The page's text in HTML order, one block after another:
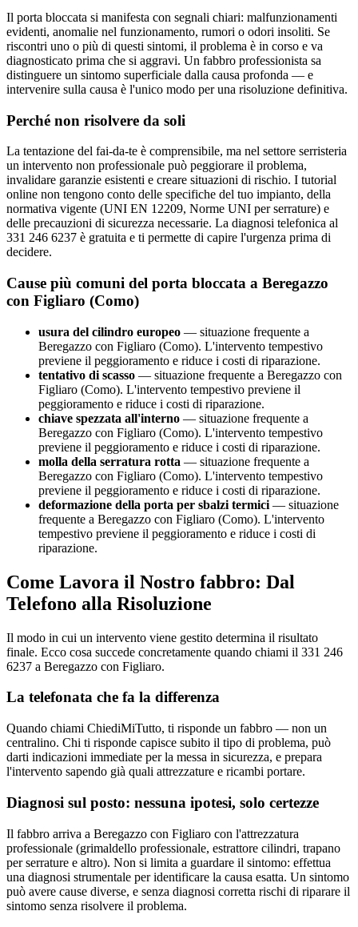
Il porta bloccata si manifesta con segnali chiari: malfunzionamenti
evidenti, anomalie nel funzionamento, rumori o odori insoliti. Se
riscontri uno o più di questi sintomi, il problema è in corso e va
diagnosticato prima che si aggravi. Un fabbro professionista sa
distinguere un sintomo superficiale dalla causa profonda — e
intervenire sulla causa è l'unico modo per una risoluzione definitiva.
Perché non risolvere da soli
La tentazione del fai-da-te è comprensibile, ma nel settore serristeria
un intervento non professionale può peggiorare il problema,
invalidare garanzie esistenti e creare situazioni di rischio. I tutorial
online non tengono conto delle specifiche del tuo impianto, della
normativa vigente (UNI EN 12209, Norme UNI per serrature) e
delle precauzioni di sicurezza necessarie. La diagnosi telefonica al
331 246 6237 è gratuita e ti permette di capire l'urgenza prima di
decidere.
Cause più comuni del porta bloccata a Beregazzo
con Figliaro (Como)
usura del cilindro europeo — situazione frequente a
Beregazzo con Figliaro (Como). L'intervento tempestivo
previene il peggioramento e riduce i costi di riparazione.
tentativo di scasso — situazione frequente a Beregazzo con
Figliaro (Como). L'intervento tempestivo previene il
peggioramento e riduce i costi di riparazione.
chiave spezzata all'interno — situazione frequente a
Beregazzo con Figliaro (Como). L'intervento tempestivo
previene il peggioramento e riduce i costi di riparazione.
molla della serratura rotta — situazione frequente a
Beregazzo con Figliaro (Como). L'intervento tempestivo
previene il peggioramento e riduce i costi di riparazione.
deformazione della porta per sbalzi termici — situazione
frequente a Beregazzo con Figliaro (Como). L'intervento
tempestivo previene il peggioramento e riduce i costi di
riparazione.
Come Lavora il Nostro fabbro: Dal
Telefono alla Risoluzione
Il modo in cui un intervento viene gestito determina il risultato
finale. Ecco cosa succede concretamente quando chiami il 331 246
6237 a Beregazzo con Figliaro.
La telefonata che fa la differenza
Quando chiami ChiediMiTutto, ti risponde un fabbro — non un
centralino. Chi ti risponde capisce subito il tipo di problema, può
darti indicazioni immediate per la messa in sicurezza, e prepara
l'intervento sapendo già quali attrezzature e ricambi portare.
Diagnosi sul posto: nessuna ipotesi, solo certezze
Il fabbro arriva a Beregazzo con Figliaro con l'attrezzatura
professionale (grimaldello professionale, estrattore cilindri, trapano
per serrature e altro). Non si limita a guardare il sintomo: effettua
una diagnosi strumentale per identificare la causa esatta. Un sintomo
può avere cause diverse, e senza diagnosi corretta rischi di riparare il
sintomo senza risolvere il problema.